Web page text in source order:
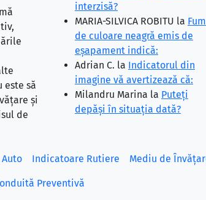
este să
și
de
interzisă?
MARIA-SILVICA ROBITU la
de culoare neagră emis de
eşapament indică:
Adrian C. la Indicatorul din
imagine vă avertizează că:
Milandru Marina la Puteţi
depăşi în situaţia dată?
Indicatoare Rutiere Mediu de
Preventivă